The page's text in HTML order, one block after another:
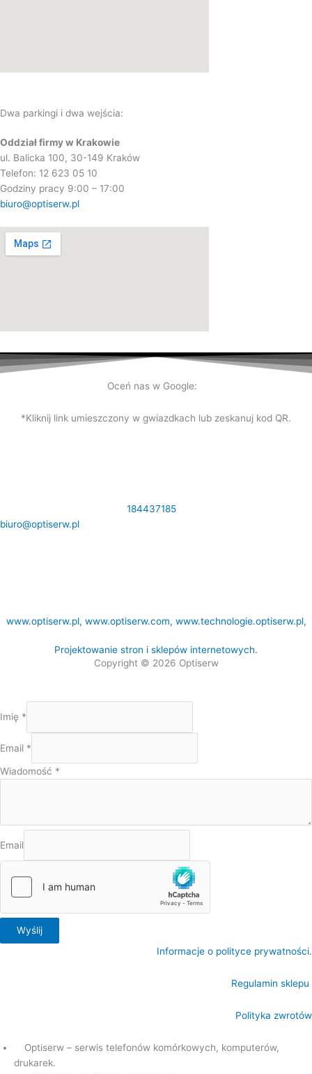
Dwa parkingi i dwa wejścia:
Oddział firmy w Krakowie
ul. Balicka 100, 30-149 Kraków
Telefon: 12 623 05 10
Godziny pracy 9:00 – 17:00
biuro@optiserw.pl
Oceń nas w Google:
*Kliknij link umieszczony w gwiazdkach lub zeskanuj kod QR.
184437185
biuro@optiserw.pl
www.optiserw.pl, www.optiserw.com, www.technologie.optiserw.pl,
Projektowanie stron i sklepów internetowych.
Copyright © 2026 Optiserw
Imię *
Email *
Wiadomość *
Email
Wyślij
Informacje o polityce prywatności.
Regulamin sklepu
Polityka zwrotów
Optiserw – serwis telefonów komórkowych, komputerów,
drukarek.